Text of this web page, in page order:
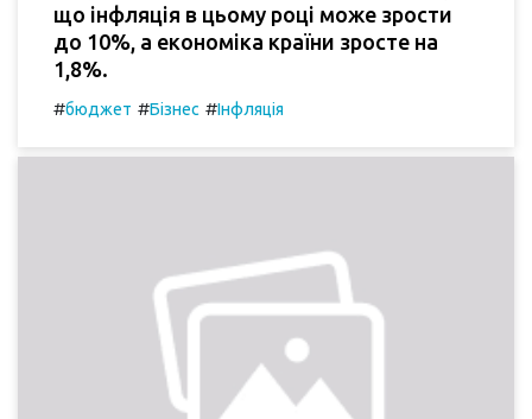
що інфляція в цьому році може зрости
до 10%, а економіка країни зросте на
1,8%.
#бюджет #Бізнес #Інфляція